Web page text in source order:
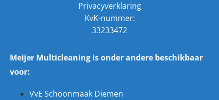
Privacyverklaring
KvK-nummer:
33233472
Meijer Multicleaning is onder andere beschikbaar
voor:
VvE Schoonmaak Diemen